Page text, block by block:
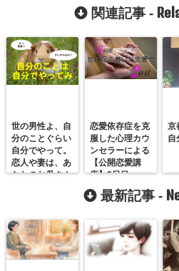
関連記事 -
世の男性よ、自
分のことぐらい
自分でやって。
恋人や妻は、あ
なたのお母さん
恋愛依存症を克
服した心理カウ
ンセラーによる
【公開恋愛講
座】2日目
京
自
最新記事 -